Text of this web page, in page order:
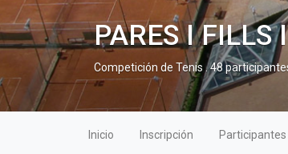
PARES I
Competición de Tenis . 48
Inicio Inscripción Participantes